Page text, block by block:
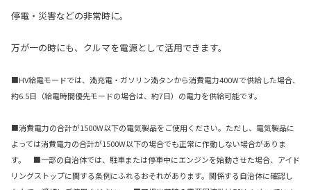
停電・災害などの非常時に。
万が一の時にも、クルマを電源として活用できます。
■HV給電モードでは、満充電・ガソリン満タンから消費電力400Wで供給した場合、
約6.5日（給電時間優先モードの場合は、約7日）の電力を供給可能です。
■消費電力の合計が1500W以下の電気製品をご使用ください。ただし、電気製品に
よっては消費電力の合計が1500W以下の場合でも正常に作動しない場合がありま
す。 ■一部の自治体では、駐車または停車中にエンジンを始動させた場合、アイド
リングストップに関する条例にふれるおそれがあります。関係する自治体に確認し